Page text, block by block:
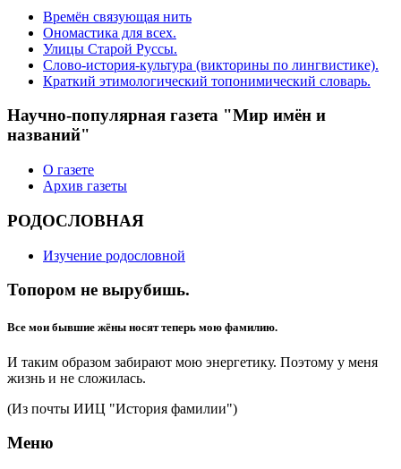
Времён связующая нить
Ономастика для всех.
Улицы Старой Руссы.
Слово-история-культура (викторины по лингвистике).
Краткий этимологический топонимический словарь.
Научно-популярная газета "Мир имён и
названий"
О газете
Архив газеты
РОДОСЛОВНАЯ
Изучение родословной
Топором не вырубишь.
Все мои бывшие жёны носят теперь мою фамилию.
И таким образом забирают мою энергетику. Поэтому у меня
жизнь и не сложилась.
(Из почты ИИЦ "История фамилии")
Меню